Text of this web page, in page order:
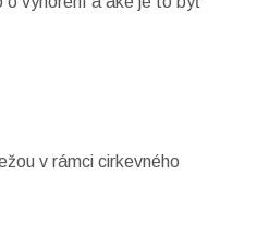
v rámci cirkevného